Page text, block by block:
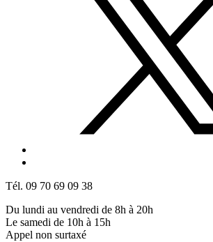
Tél. 09 70 69 09 38
Du lundi au vendredi de 8h à 20h
Le samedi de 10h à 15h
Appel non surtaxé